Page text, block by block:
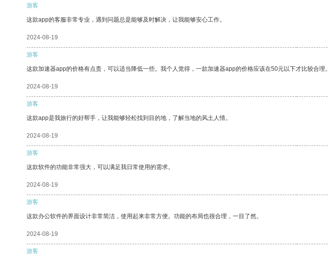
游客
这款app的客服非常专业，遇到问题总是能够及时解决，让我能够安心工作。
2024-08-19
游客
这款加速器app的价格有点贵，可以适当降低一些。我个人觉得，一款加速器app的价格应该在50元以下才比较合理。
2024-08-19
游客
这款app是我旅行的好帮手，让我能够轻松找到目的地，了解当地的风土人情。
2024-08-19
游客
这款软件的功能非常强大，可以满足我日常使用的需求。
2024-08-19
游客
这款办公软件的界面设计非常简洁，使用起来非常方便。功能的布局也很合理，一目了然。
2024-08-19
游客